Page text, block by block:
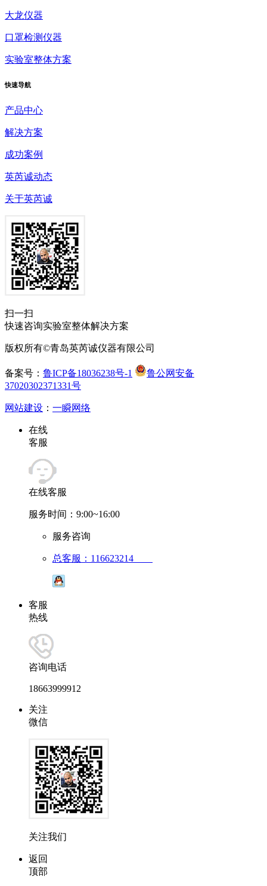
大龙仪器
口罩检测仪器
实验室整体方案
快速导航
产品中心
解决方案
成功案例
英芮诚动态
关于英芮诚
扫一扫
快速咨询实验室整体解决方案
版权所有©青岛英芮诚仪器有限公司
备案号： 鲁ICP备18036238号-1
鲁公网安备
37020302371331号
网站建设 ： 一瞬网络
在线
客服
在线客服
服务时间：9:00~16:00
服务咨询
总客服：116623214
客服
热线
咨询电话
18663999912
关注
微信
关注我们
返回
顶部